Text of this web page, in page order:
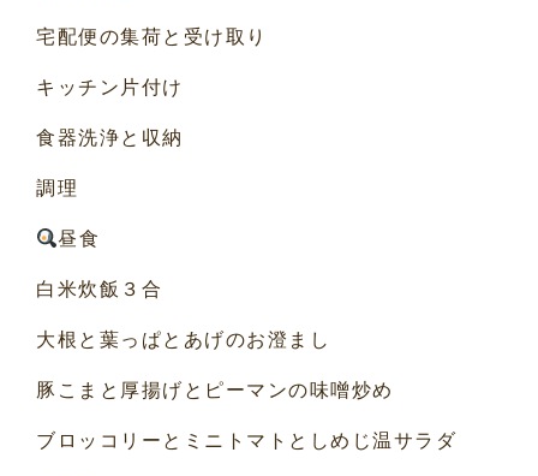
宅配便の集荷と受け取り
キッチン片付け
食器洗浄と収納
調理
昼食
白米炊飯３合
大根と葉っぱとあげのお澄まし
豚こまと厚揚げとピーマンの味噌炒め
ブロッコリーとミニトマトとしめじ温サラダ